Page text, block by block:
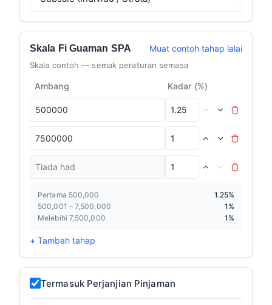
Skala Fi Guaman SPA Muat contoh tahap lalai
Skala contoh — semak peraturan semasa
Ambang Kadar (%)
Pertama 500,000
1.25%
500,001 – 7,500,000
1%
Melebihi 7,500,000
1%
+ Tambah tahap
Termasuk Perjanjian Pinjaman